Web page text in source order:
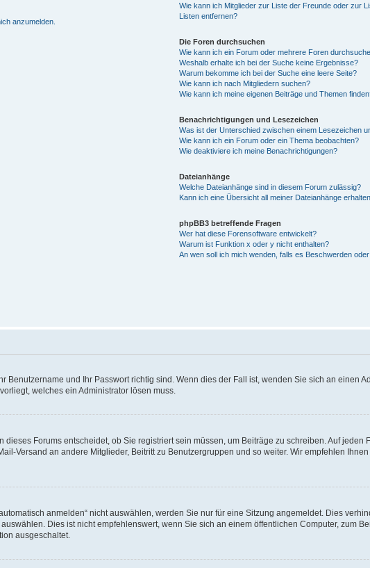
anzumelden.
Wie kann ich Mitglieder zur Liste der Freunde oder zur
Listen entfernen?
Die Foren durchsuchen
Wie kann ich ein Forum oder mehrere Foren
Weshalb erhalte ich bei der Suche keine Ergebnisse?
Warum bekomme ich bei der Suche eine leere Seite?
Wie kann ich nach Mitgliedern suchen?
Wie kann ich meine eigenen Beiträge und Themen
Benachrichtigungen und Lesezeichen
Was ist der Unterschied zwischen einem Lesezeichen
Wie kann ich ein Forum oder ein Thema beobachten?
Wie deaktiviere ich meine Benachrichtigungen?
Dateianhänge
Welche Dateianhänge sind in diesem Forum zulässig?
Kann ich eine Übersicht all meiner Dateianhänge
phpBB3 betreffende Fragen
Wer hat diese Forensoftware entwickelt?
Warum ist Funktion x oder y nicht enthalten?
An wen soll ich mich wenden, falls es Beschwerden
und Ihr Passwort richtig sind. Wenn dies der Fall ist, wenden Sie sich an einen
welches ein Administrator lösen muss.
Forums entscheidet, ob Sie registriert sein müssen, um Beiträge zu schreiben. Auf jeden
Versand an andere Mitglieder, Beitritt zu Benutzergruppen und so weiter. Wir empfehlen
anmelden“ nicht auswählen, werden Sie nur für eine Sitzung angemeldet. Dies
Dies ist nicht empfehlenswert, wenn Sie sich an einem öffentlichen Computer, zum
ausgeschaltet.